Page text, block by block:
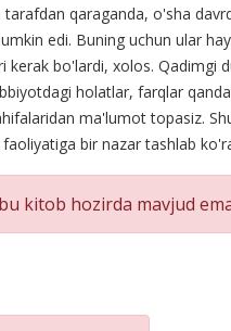
tarafdan qaraganda, o'sha
edi. Buning uchun ular
kerak bo'lardi, xolos. Qadimgi
holatlar, farqlar
ma'lumot topasiz.
bir nazar tashlab
kitob hozirda mavjud